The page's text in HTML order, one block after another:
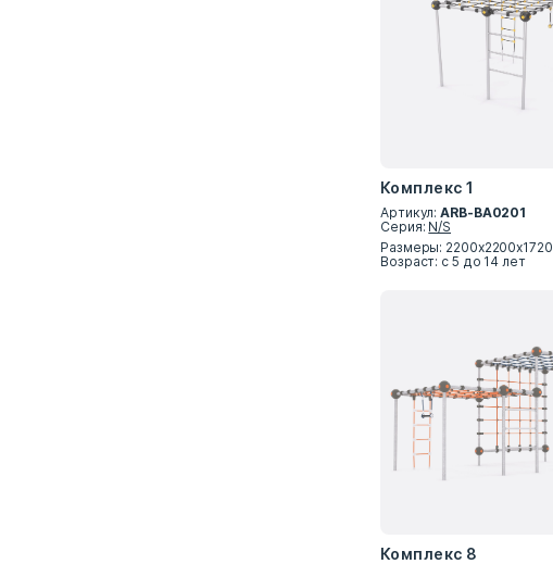
Комплекс 1
Артикул:ARB-BA0201
Серия: N/S
Размеры: 2200х2200х1720
Возраст: с 5 до 14 лет
Комплекс 8